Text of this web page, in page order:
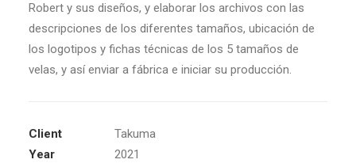
Robert y sus diseños, y elaborar los archivos con las
descripciones de los diferentes tamaños, ubicación de
los logotipos y fichas técnicas de los 5 tamaños de
velas, y así enviar a fábrica e iniciar su producción.
Client
Takuma
Year
2021